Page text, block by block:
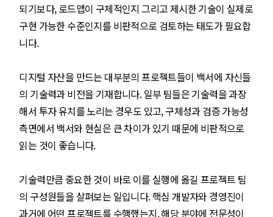
되기보다, 로드맵이 구체적인지 그리고 제시한 기술이 실제로
구현 가능한 수준인지를 비판적으로 검토하는 태도가 필요합
니다.
디지털 자산을 만드는 대부분의 프로젝트들이 백서에 자신들
의 기술력과 비전을 기재합니다. 일부 팀들은 기술력을 과장
해서 투자 유치를 노리는 경우도 있고, 구체성과 검증 가능성
측면에서 백서와 현실은 큰 차이가 있기 때문에 비판적으로
읽는 것이 좋습니다.
기술력만큼 중요한 것이 바로 이를 실행에 옮길 프로젝트 팀
의 구성원들을 살펴보는 일입니다. 핵심 개발자와 경영진이
과거에 어떤 프로젝트를 수행했는지, 해당 분야에 전문성이